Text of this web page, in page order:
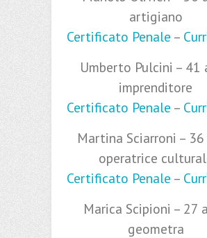
artigiano
Certificato Penale –
Umberto Pulcini – 41
imprenditore
Certificato Penale –
Martina Sciarroni – 36
operatrice
Certificato Penale –
Marica Scipioni – 27
geometra